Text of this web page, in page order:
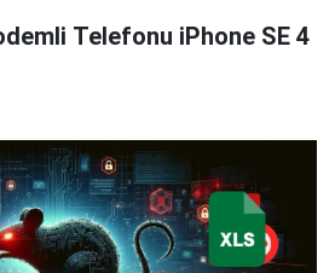
Telefonu iPhone SE 4